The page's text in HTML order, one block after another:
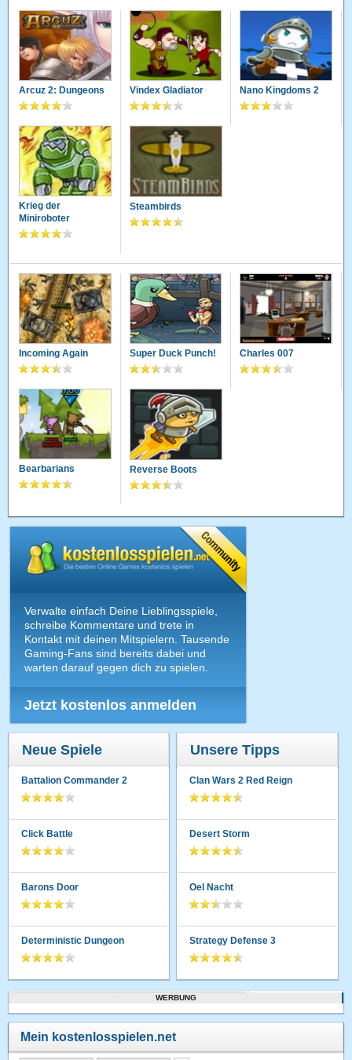
Arcuz 2: Dungeons Vindex Gladiator Nano Kingdoms 2
Krieg der
Miniroboter
Steambirds
Incoming Again Super Duck Punch! Charles 007
Bearbarians Reverse Boots
Verwalte einfach Deine Lieblingsspiele,
schreibe Kommentare und trete in
Kontakt mit deinen Mitspielern. Tausende
Gaming-Fans sind bereits dabei und
warten darauf gegen dich zu spielen.
Jetzt kostenlos anmelden
Neue Spiele
Battalion Commander 2
Click Battle
Barons Door
Deterministic Dungeon
Unsere Tipps
Clan Wars 2 Red Reign
Desert Storm
Oel Nacht
Strategy Defense 3
WERBUNG
Mein kostenlosspielen.net